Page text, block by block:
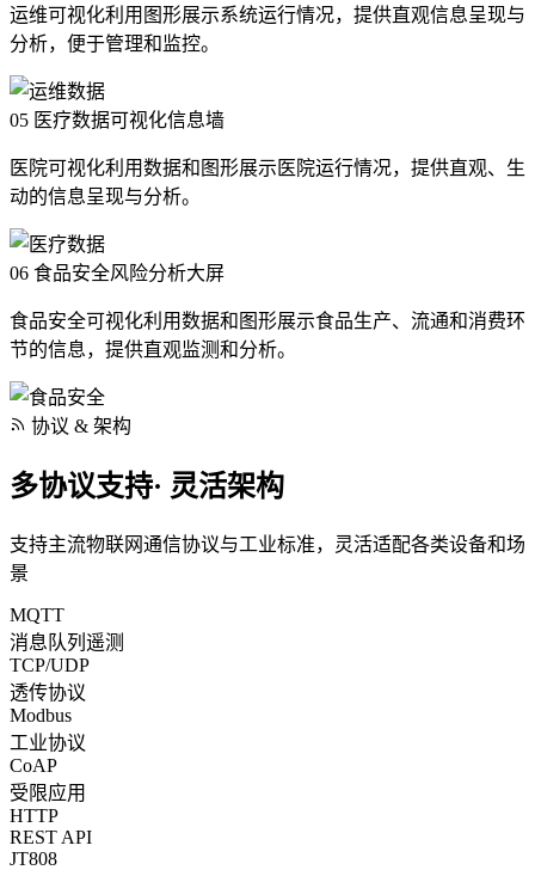
运维可视化利用图形展示系统运行情况，提供直观信息呈现与
分析，便于管理和监控。
05 医疗数据可视化信息墙
医院可视化利用数据和图形展示医院运行情况，提供直观、生
动的信息呈现与分析。
06 食品安全风险分析大屏
食品安全可视化利用数据和图形展示食品生产、流通和消费环
节的信息，提供直观监测和分析。
协议 & 架构
多协议支持· 灵活架构
支持主流物联网通信协议与工业标准，灵活适配各类设备和场
景
MQTT
消息队列遥测
TCP/UDP
透传协议
Modbus
工业协议
CoAP
受限应用
HTTP
REST API
JT808